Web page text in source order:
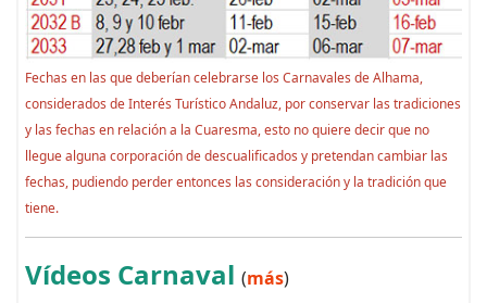
Fechas en las que deberían celebrarse los Carnavales de Alhama,
considerados de Interés Turístico Andaluz, por conservar las tradiciones
y las fechas en relación a la Cuaresma, esto no quiere decir que no
llegue alguna corporación de descualificados y pretendan cambiar las
fechas, pudiendo perder entonces las consideración y la tradición que
tiene.
Vídeos Carnaval (más)